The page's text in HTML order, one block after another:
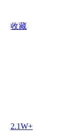
收藏
2.1W+